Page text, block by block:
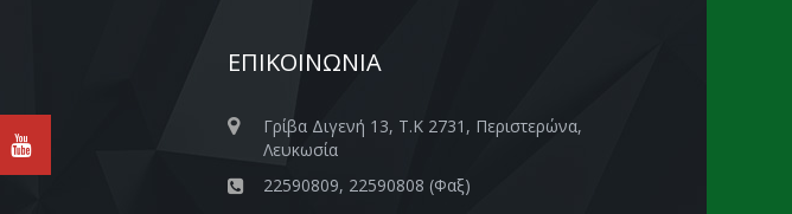
ΕΠΙΚΟΙΝΩΝΙΑ
Γρίβα Διγενή 13, Τ.Κ 2731, Περιστερώνα,
Λευκωσία
22590809, 22590808 (Φαξ)